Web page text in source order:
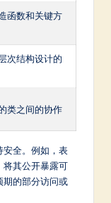
函数和关键方
次结构设计的
类之间的协作
安全。例如，表
将其公开暴露可
期的部分访问或